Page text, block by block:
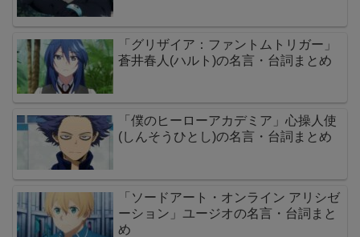
「グリザイア：ファントムトリガー」
蒼井春人(ハルト)の名言・台詞まとめ
「僕のヒーローアカデミア」心操人使
(しんそうひとし)の名言・台詞まとめ
「ソードアート・オンライン アリシゼ
ーション」ユージオの名言・台詞まと
め